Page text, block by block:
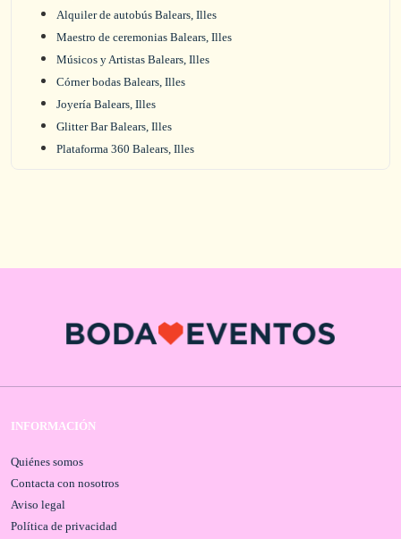
Alquiler de autobús Balears, Illes
Maestro de ceremonias Balears, Illes
Músicos y Artistas Balears, Illes
Córner bodas Balears, Illes
Joyería Balears, Illes
Glitter Bar Balears, Illes
Plataforma 360 Balears, Illes
INFORMACIÓN
Quiénes somos
Contacta con nosotros
Aviso legal
Política de privacidad